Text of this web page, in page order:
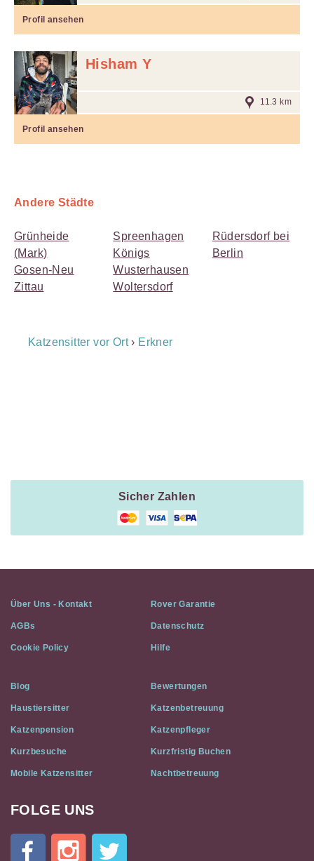
Profil ansehen
Hisham Y
11.3 km
Profil ansehen
Andere Städte
Grünheide
(Mark)
Gosen-Neu
Zittau
Spreenhagen
Königs
Wusterhausen
Woltersdorf
Rüdersdorf bei
Berlin
Breadcrumb
Katzensitter vor Ort› Erkner
Sicher Zahlen
Über Uns - Kontakt Rover Garantie
AGBs Datenschutz
Cookie Policy Hilfe
Blog Bewertungen
Haustiersitter Katzenbetreuung
Katzenpension Katzenpfleger
Kurzbesuche Kurzfristig Buchen
Mobile Katzensitter Nachtbetreuung
Cat
FOLGE UNS